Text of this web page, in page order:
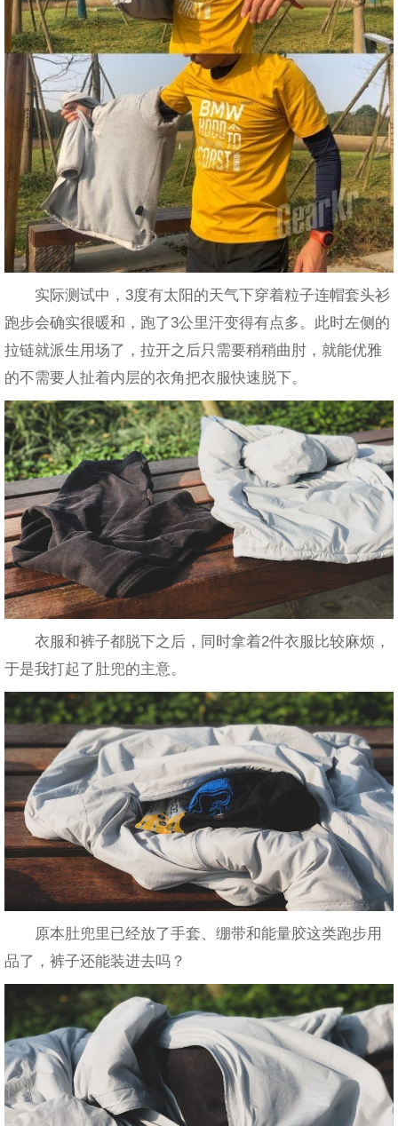
实际测试中，3度有太阳的天气下穿着粒子连帽套头衫
跑步会确实很暖和，跑了3公里汗变得有点多。此时左侧的
拉链就派生用场了，拉开之后只需要稍稍曲肘，就能优雅
的不需要人扯着内层的衣角把衣服快速脱下。
衣服和裤子都脱下之后，同时拿着2件衣服比较麻烦，
于是我打起了肚兜的主意。
原本肚兜里已经放了手套、绷带和能量胶这类跑步用
品了，裤子还能装进去吗？